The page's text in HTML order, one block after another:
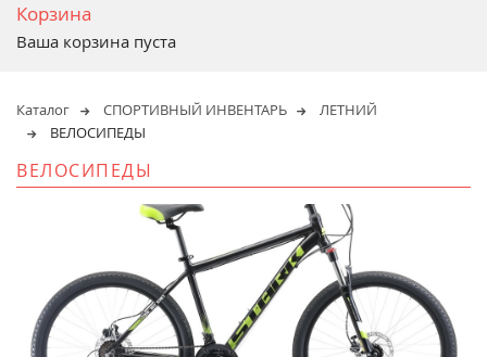
Корзина
Ваша корзина пуста
Каталог СПОРТИВНЫЙ ИНВЕНТАРЬ
ЛЕТНИЙ
ВЕЛОСИПЕДЫ
ВЕЛОСИПЕДЫ